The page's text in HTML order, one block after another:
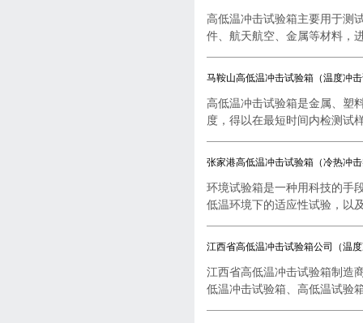
高低温冲击试验箱主要用于测
件、航天航空、金属等材料，
马鞍山高低温冲击试验箱（温度冲
高低温冲击试验箱是金属、塑
度，得以在最短时间内检测试
张家港高低温冲击试验箱（冷热冲
环境试验箱是一种用科技的手
低温环境下的适应性试验，以
江西省高低温冲击试验箱公司（温
江西省高低温冲击试验箱制造
低温冲击试验箱、高低温试验